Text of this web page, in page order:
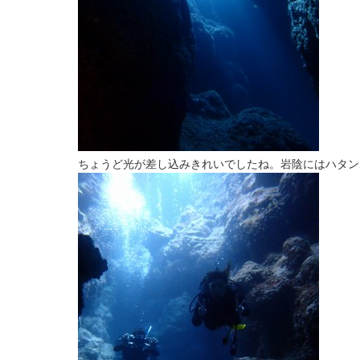
ちょうど光が差し込みきれいでしたね。岩陰にはハタン